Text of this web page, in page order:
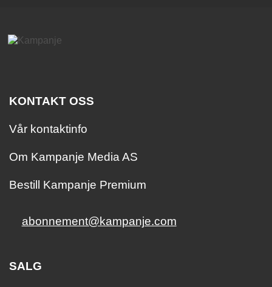
KONTAKT OSS
Vår kontaktinfo
Om Kampanje Media AS
Bestill Kampanje Premium
abonnement@kampanje.com
SALG